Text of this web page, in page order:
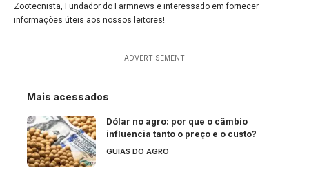
Zootecnista, Fundador do Farmnews e interessado em fornecer
informações úteis aos nossos leitores!
- ADVERTISEMENT -
Mais acessados
Dólar no agro: por que o câmbio
influencia tanto o preço e o custo?
GUIAS DO AGRO